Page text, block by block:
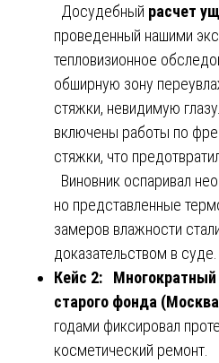
Досудебный расчет
проведенный нашими
тепловизионное
обширную зону
стяжки, невидимую
включены работы по
стяжки, что
Виновник оспаривал
но представленные
замеров влажности
доказательством в суде.
Кейс 2: Многократный
старого фонда
годами фиксировал
косметический ремонт.